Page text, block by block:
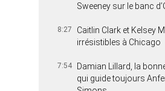
Sweeney sur le banc
8:27
Caitlin Clark et Kelsey
irrésistibles à Chicago
7:54
Damian Lillard, la
qui guide toujours